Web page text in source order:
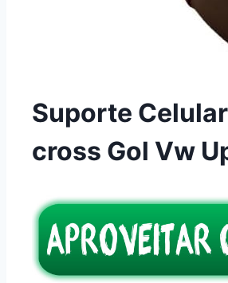
Suporte
cross Gol Vw